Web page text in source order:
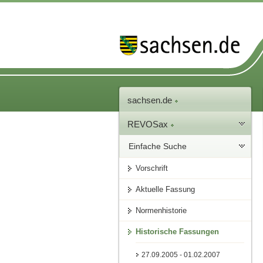
sachsen.de
REVOSax
Einfache Suche
Vorschrift
Aktuelle Fassung
Normenhistorie
Historische Fassungen
27.09.2005 - 01.02.2007